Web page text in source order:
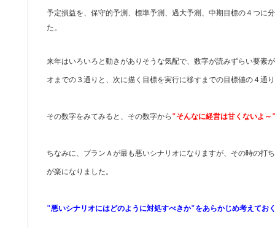
予定損益を、 保守的予測、 標準予測、 過大予測、中期目標の４つに
た。
来年はいろいろと動きがありそうな気配で、数字が読みずらい要素
オまでの３通りと、次に描く目標を実行に移すまでの目標値の４通
その数字をみてみると、その数字から "そんなに経営は甘くないよ
ちなみに、プランＡが最も悪いシナリオになりますが、その時の打
が楽になりました。
"悪いシナリオにはどのように対処すべきか"をあらかじめ考えてお